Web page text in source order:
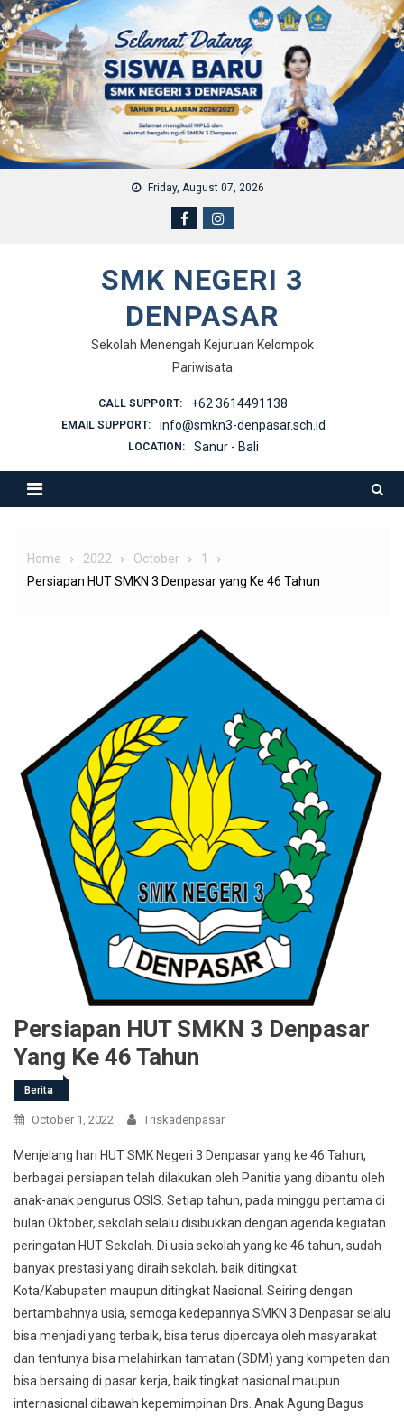
Skip to content
Friday, August 07, 2026
SMK NEGERI 3
DENPASAR
Sekolah Menengah Kejuruan Kelompok
Pariwisata
CALL SUPPORT: +62 3614491138
EMAIL SUPPORT: info@smkn3-denpasar.sch.id
LOCATION: Sanur - Bali
Home 2022 October
1
Persiapan HUT SMKN 3 Denpasar yang Ke 46 Tahun
Persiapan HUT SMKN 3 Denpasar
Yang Ke 46 Tahun
Berita
October 1, 2022 Triskadenpasar
Menjelang hari HUT SMK Negeri 3 Denpasar yang ke 46 Tahun,
berbagai persiapan telah dilakukan oleh Panitia yang dibantu oleh
anak-anak pengurus OSIS. Setiap tahun, pada minggu pertama di
bulan Oktober, sekolah selalu disibukkan dengan agenda kegiatan
peringatan HUT Sekolah. Di usia sekolah yang ke 46 tahun, sudah
banyak prestasi yang diraih sekolah, baik ditingkat
Kota/Kabupaten maupun ditingkat Nasional. Seiring dengan
bertambahnya usia, semoga kedepannya SMKN 3 Denpasar selalu
bisa menjadi yang terbaik, bisa terus dipercaya oleh masyarakat
dan tentunya bisa melahirkan tamatan (SDM) yang kompeten dan
bisa bersaing di pasar kerja, baik tingkat nasional maupun
internasional dibawah kepemimpinan Drs. Anak Agung Bagus